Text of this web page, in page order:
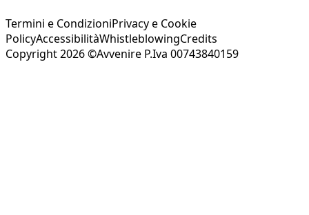
Termini e CondizioniPrivacy e Cookie
PolicyAccessibilitàWhistleblowingCredits
Copyright 2026 ©Avvenire P.Iva 00743840159